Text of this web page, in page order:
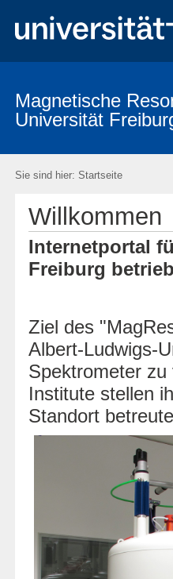
Magnetische
Universität
Sie sind hier: Startseite
Willkommen
Internetportal
Freiburg
Ziel des
Albert-Ludwigs-
Spektrometer
Institute stellen
Standort